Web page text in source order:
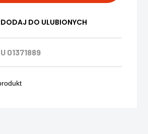
DODAJ DO ULUBIONYCH
01371889